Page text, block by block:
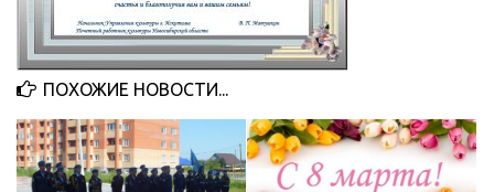
Отчеты о деятельности
Учреждения культуры
МБУ Дом культуры «Молодость»
МБУ Дом культуры «Октябрь»
МБОУ ДО «Детская школа искусств»
ПОХОЖИЕ НОВОСТИ...